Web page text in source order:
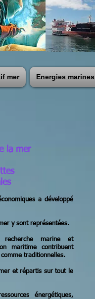
mer Energies marines
la mer
a développé
y sont représentées.
marine et
maritime contribuent
traditionnelles.
et répartis sur tout le
énergétiques,